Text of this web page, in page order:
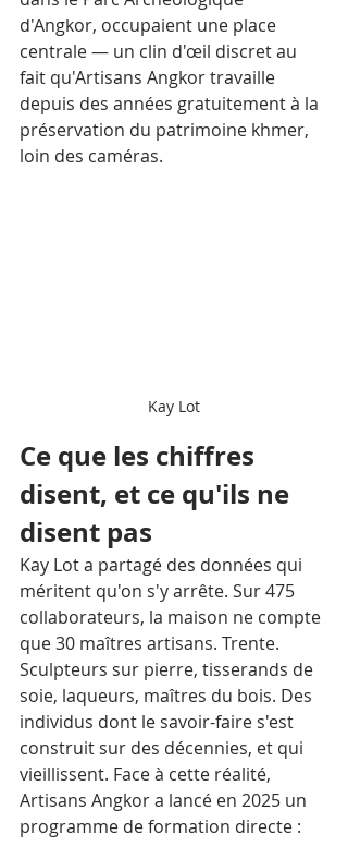
d'Angkor, occupaient une place
centrale — un clin d'œil discret au
fait qu'Artisans Angkor travaille
depuis des années gratuitement à la
préservation du patrimoine khmer,
loin des caméras.
Kay Lot
Ce que les chiffres
disent, et ce qu'ils ne
disent pas
Kay Lot a partagé des données qui
méritent qu'on s'y arrête. Sur 475
collaborateurs, la maison ne compte
que 30 maîtres artisans. Trente.
Sculpteurs sur pierre, tisserands de
soie, laqueurs, maîtres du bois. Des
individus dont le savoir-faire s'est
construit sur des décennies, et qui
vieillissent. Face à cette réalité,
Artisans Angkor a lancé en 2025 un
programme de formation directe :